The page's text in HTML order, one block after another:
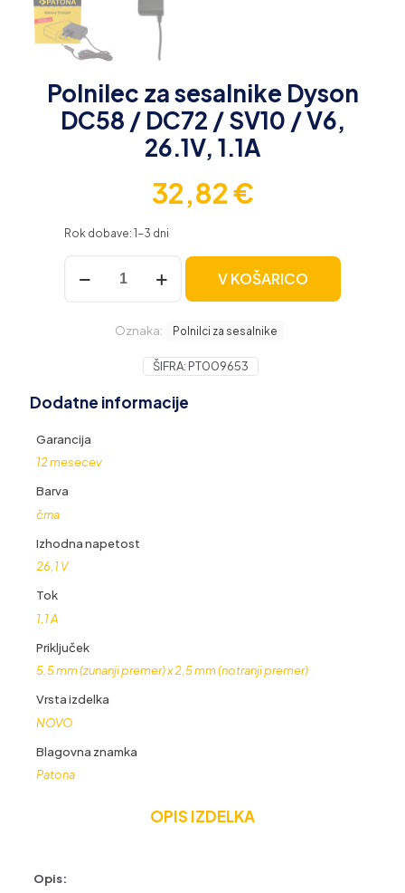
Polnilec za sesalnike Dyson
DC58 / DC72 / SV10 / V6,
26.1V, 1.1A
32,82€
Rok dobave: 1-3 dni
Polnilec
sesalnike
SV10
V6,
1.1A
količina
V KOŠARICO
Oznaka: Polnilci za sesalnike
ŠIFRA: PT009653
Dodatne informacije
Garancija
12 mesecev
Barva
črna
Izhodna napetost
26,1 V
Tok
1,1 A
Priključek
5,5 mm (zunanji premer) x 2,5 mm (notranji premer)
Vrsta izdelka
NOVO
Blagovna znamka
Patona
OPIS IZDELKA
Opis: